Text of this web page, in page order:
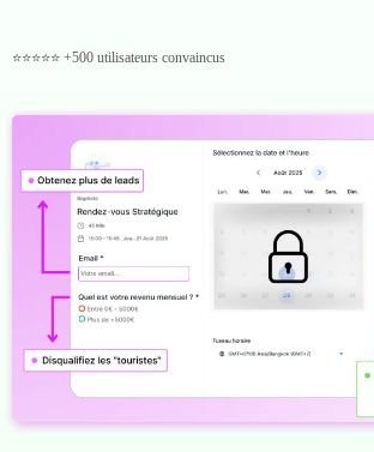
⭐⭐⭐⭐⭐ +500 utilisateurs convaincus